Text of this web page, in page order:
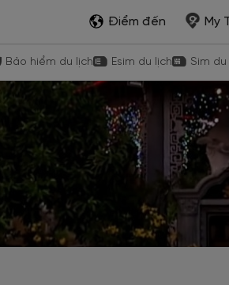
Điểm đến My
Bảo hiểm du lịch Esim du lịch Sim du